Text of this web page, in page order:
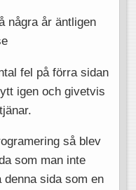
några år äntligen
fel på förra sidan
igen och givetvis
så blev
som man inte
sida som en